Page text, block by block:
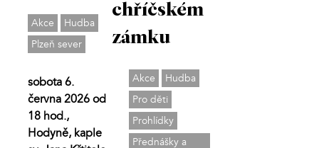
Akce
Hudba
Plzeň sever
sobota 6.
června 2026 od
18 hod.,
Hodyně, kaple
chříčském
zámku
Akce
Hudba
Pro děti
Prohlídky
Přednášky a